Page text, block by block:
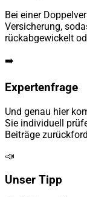
Bei einer
Versicherung,
rückabgewickelt
➡️
Expertenfrage
Und genau hier
Sie individuell
Beiträge
📣
Unser Tipp